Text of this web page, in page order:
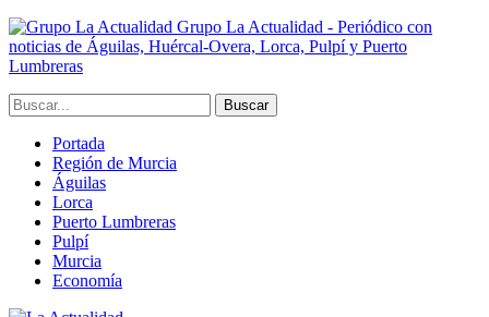
Grupo La Actualidad - Periódico con
noticias de Águilas, Huércal-Overa, Lorca, Pulpí y Puerto
Lumbreras
Portada
Región de Murcia
Águilas
Lorca
Puerto Lumbreras
Pulpí
Murcia
Economía